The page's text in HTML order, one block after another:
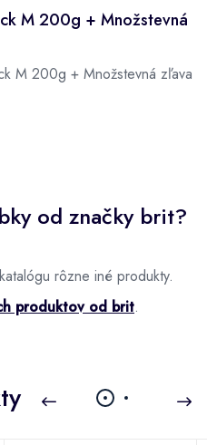
M 200g + Množstevná
M 200g + Množstevná zľava
od značky brit?
rôzne iné produkty.
produktov od brit.